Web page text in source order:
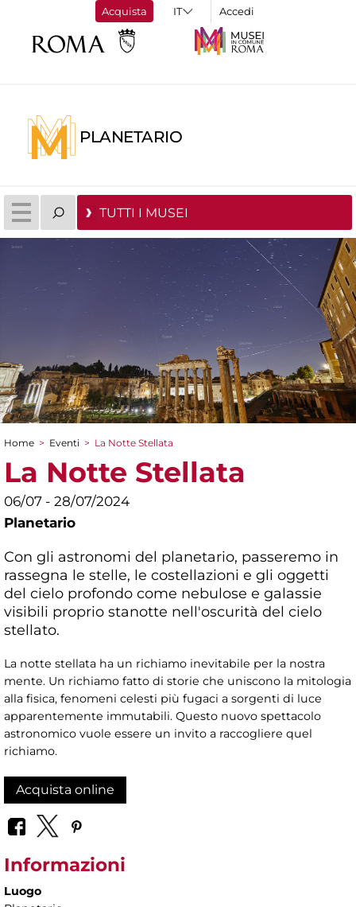
Acquista Accedi
PLANETARIO
TUTTI I MUSEI
Tu sei qui
Home > Eventi > La Notte Stellata
La Notte Stellata
06/07 - 28/07/2024
Planetario
Con gli astronomi del planetario, passeremo in
rassegna le stelle, le costellazioni e gli oggetti
del cielo profondo come nebulose e galassie
visibili proprio stanotte nell'oscurità del cielo
stellato.
La notte stellata ha un richiamo inevitabile per la nostra
mente. Un richiamo fatto di storie che uniscono la mitologia
alla fisica, fenomeni celesti più fugaci a sorgenti di luce
apparentemente immutabili. Questo nuovo spettacolo
astronomico vuole essere un invito a raccogliere quel
richiamo.
Acquista online
Informazioni
Luogo